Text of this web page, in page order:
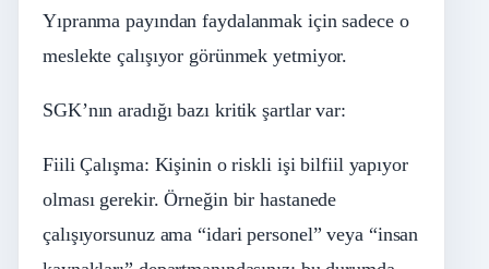
Yıpranma payından faydalanmak için sadece o
meslekte çalışıyor görünmek yetmiyor.
SGK’nın aradığı bazı kritik şartlar var:
Fiili Çalışma: Kişinin o riskli işi bilfiil yapıyor
olması gerekir. Örneğin bir hastanede
çalışıyorsunuz ama “idari personel” veya “insan